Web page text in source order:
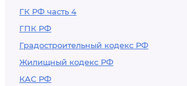
ГК РФ часть 4
ГПК РФ
Градостроительный кодекс РФ
Жилищный кодекс РФ
КАС РФ